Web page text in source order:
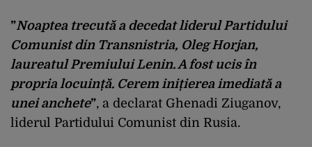
”Noaptea trecută a decedat liderul Partidului
Comunist din Transnistria, Oleg Horjan,
laureatul Premiului Lenin. A fost ucis în
propria locuință. Cerem inițierea imediată a
unei anchete”, a declarat Ghenadi Ziuganov,
liderul Partidului Comunist din Rusia.